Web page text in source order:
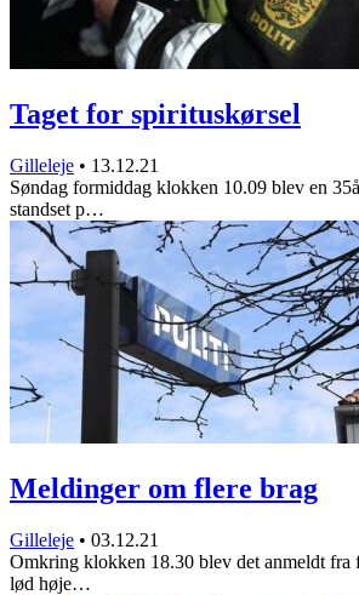
Taget for spirituskørsel
Gilleleje • 13.12.21
Søndag formiddag klokken 10.09 blev en
standset p…
Meldinger om flere brag
Gilleleje • 03.12.21
Omkring klokken 18.30 blev det anmeldt fra
lød høje…